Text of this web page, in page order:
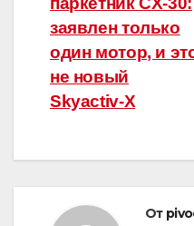
записям
заявлен только
один мотор, и
не новый
Skyactiv-X
От